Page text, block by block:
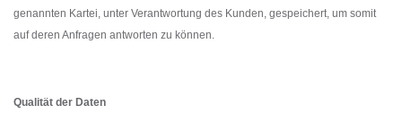
genannten Kartei, unter Verantwortung des Kunden, gespeichert, um somit
auf deren Anfragen antworten zu können.
Qualität der Daten